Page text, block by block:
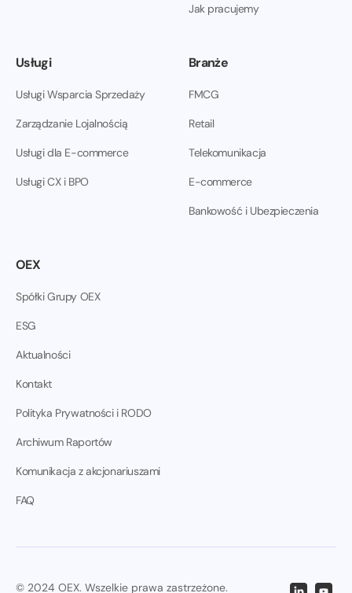
Jak pracujemy
Usługi
Usługi Wsparcia Sprzedaży
Zarządzanie Lojalnością
Usługi dla E-commerce
Usługi CX i BPO
Branże
FMCG
Retail
Telekomunikacja
E-commerce
Bankowość i Ubezpieczenia
OEX
Spółki Grupy OEX
ESG
Aktualności
Kontakt
Polityka Prywatności i RODO
Archiwum Raportów
Komunikacja z akcjonariuszami
FAQ
© 2024 OEX. Wszelkie prawa zastrzeżone.